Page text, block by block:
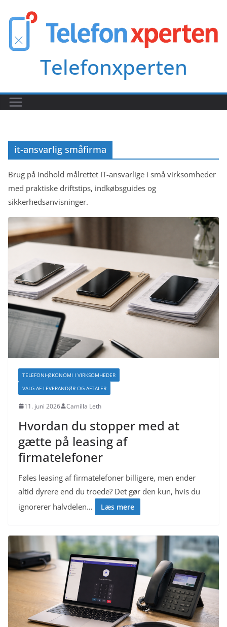
content
Telefonxperten
it-ansvarlig småfirma
Brug på indhold målrettet IT-ansvarlige i små virksomheder
med praktiske driftstips, indkøbsguides og
sikkerhedsanvisninger.
TELEFONI-ØKONOMI I VIRKSOMHEDER
VALG AF LEVERANDØR OG AFTALER
11. juni 2026 Camilla Leth
Hvordan du stopper med at
gætte på leasing af
firmatelefoner
Føles leasing af firmatelefoner billigere, men ender
altid dyrere end du troede? Det gør den kun, hvis du
ignorerer halvdelen…
Læs mere